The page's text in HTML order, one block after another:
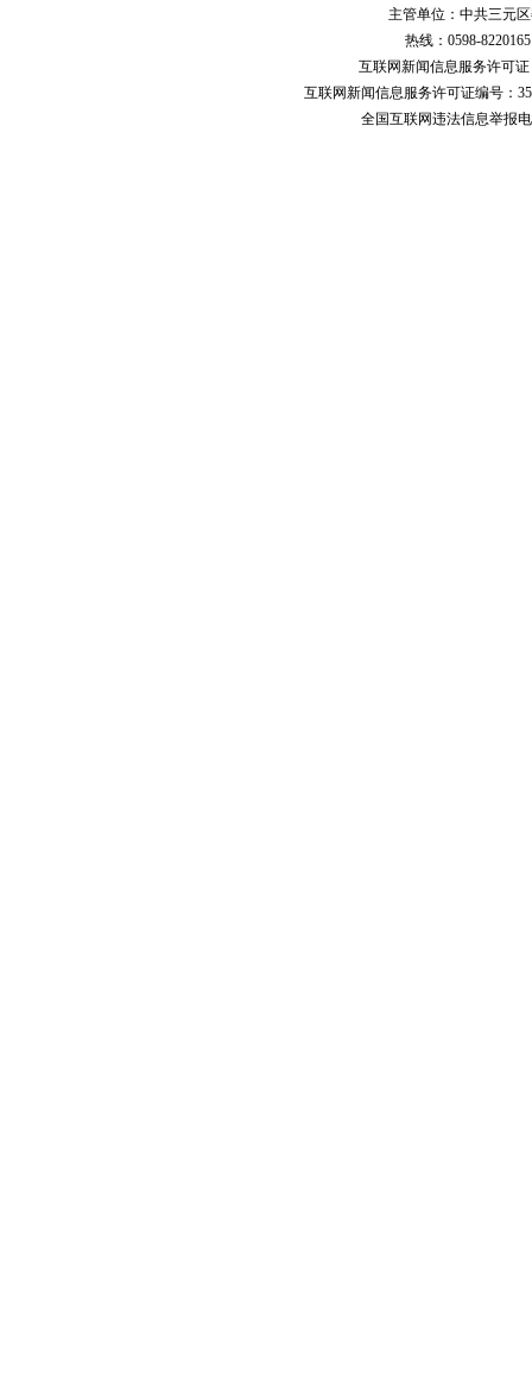
主管单位：中共三元
热线：0598-
互联网新闻信息服务许可证
互联网新闻信息服务许可证编号：
全国互联网违法信息举报